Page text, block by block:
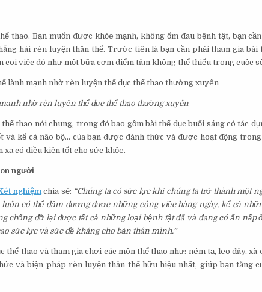
thao. Bạn muốn được khỏe mạnh, không ốm đau bệnh tật, bạn
hái rèn luyện thân thể. Trước tiên là bạn cần phải tham gia bài
việc đó như một bữa cơm điểm tâm không thể thiếu trong cuộc
nhờ rèn luyện thể dục thể thao thường xuyên
thao nói chung, trong đó bao gồm bài thể dục buổi sáng có tác
và kể cả não bộ… của bạn được đánh thức và được hoạt động
có điều kiện tốt cho sức khỏe.
người
nghiệmchia sẻ: “Chúng ta có sức lực khi chúng ta trở thành một
có thể đảm đương được những công việc hàng ngày, kể cả
chống đỡ lại được tất cả những loại bệnh tật đã và đang có ẩn nấp
sức lực và sức đề kháng cho bản thân mình.”
thao và tham gia chơi các môn thể thao như: ném tạ, leo dây, xà
và biện pháp rèn luyện thân thể hữu hiệu nhất, giúp bạn tăng